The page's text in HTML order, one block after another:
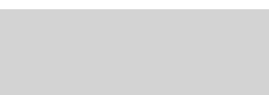
com